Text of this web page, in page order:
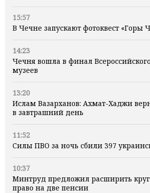
15:57
В Чечне запускают фотоквест «Горы
14:23
Чечня вошла в финал
музеев
13:20
Ислам Вазарханов: Ахмат-Хаджи
в завтрашний день
11:52
Силы ПВО за ночь сбили 397
10:37
Минтруд предложил расширить
право на две пенсии